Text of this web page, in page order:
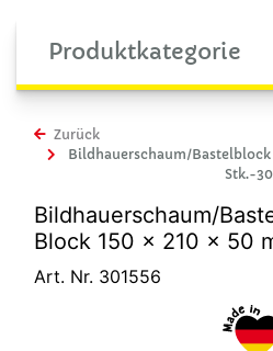
Produktkategorie
Zurück
Bildhauerschaum/Bastelblock
Stk.-
Bildhauerschaum/
Block 150 x 210 x 50
Art. Nr. 301556